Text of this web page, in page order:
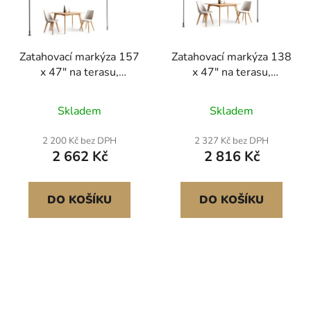
Zatahovací markýza 157
x 47" na terasu,
klikou, venkovní stříška
na terasu, nastavitelná
výška od 86 do 122
palců, pro
terasu/balkon/dvorek,
tmavě šedá
Skladem
2 200 Kč bez DPH
2 662 Kč
DO KOŠÍKU
Zatahovací markýza 138
x 47" na terasu,
klikou, venkovní stříška
na terasu, nastavitelná
výška od 86 do 122
palců, pro
terasu/balkon/dvorek,
černá
Skladem
2 327 Kč bez DPH
2 816 Kč
DO KOŠÍKU